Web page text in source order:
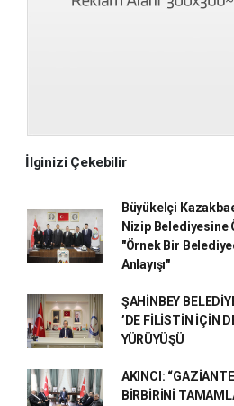
İlginizi Çekebilir
Büyükelçi
Nizip Belediyesine
"Örnek Bir
Anlayışı"
ŞAHİNBEY
’DE FİLİSTİN İÇİN
YÜRÜYÜŞÜ
AKINCI:
BİRBİRİNİ